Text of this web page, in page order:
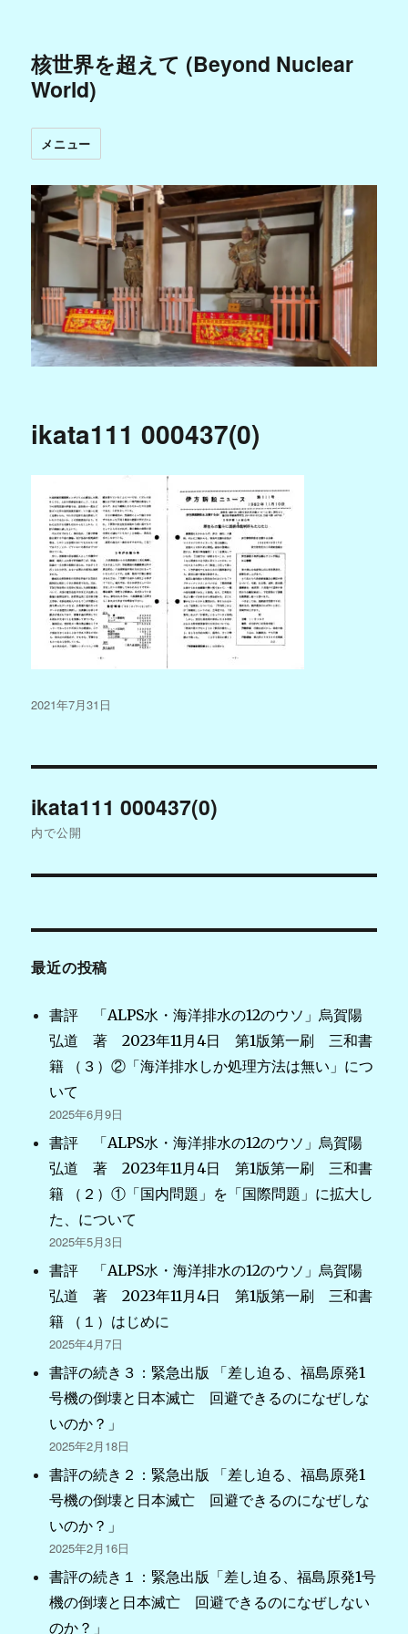
核世界を超えて (Beyond Nuclear
World)
メニュー
ikata111 000437(0)
投
2021年7月31日
稿
ゲ
ー
シ
ョ
ン
ikata111 000437(0)
内で公開
最近の投稿
書評 「ALPS水・海洋排水の12のウソ」烏賀陽
弘道 著 2023年11月4日 第1版第一刷 三和書
籍 （３）②「海洋排水しか処理方法は無い」につ
いて
2025年6月9日
書評 「ALPS水・海洋排水の12のウソ」烏賀陽
弘道 著 2023年11月4日 第1版第一刷 三和書
籍 （２）①「国内問題」を「国際問題」に拡大し
た、について
2025年5月3日
書評 「ALPS水・海洋排水の12のウソ」烏賀陽
弘道 著 2023年11月4日 第1版第一刷 三和書
籍 （１）はじめに
2025年4月7日
書評の続き３：緊急出版 「差し迫る、福島原発1
号機の倒壊と日本滅亡 回避できるのになぜしな
いのか？」
2025年2月18日
書評の続き２：緊急出版 「差し迫る、福島原発1
号機の倒壊と日本滅亡 回避できるのになぜしな
いのか？」
2025年2月16日
書評の続き１：緊急出版「差し迫る、福島原発1号
機の倒壊と日本滅亡 回避できるのになぜしない
のか？」